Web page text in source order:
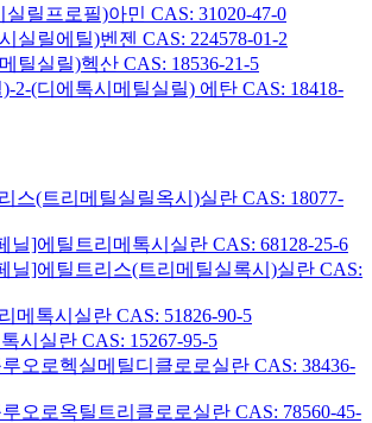
릴프로필)아민 CAS: 31020-47-0
실릴에틸)벤젠 CAS: 224578-01-2
틸실릴)헥산 CAS: 18536-21-5
2-(디에톡시메틸실릴) 에탄 CAS: 18418-
스(트리메틸실릴옥시)실란 CAS: 18077-
닐]에틸트리메톡시실란 CAS: 68128-25-6
닐]에틸트리스(트리메틸실록시)실란 CAS:
메톡시실란 CAS: 51826-90-5
시실란 CAS: 15267-95-5
오로헥실메틸디클로로실란 CAS: 38436-
오로옥틸트리클로로실란 CAS: 78560-45-